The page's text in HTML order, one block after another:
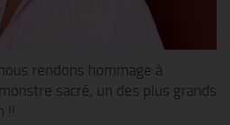
rendons hommage à
sacré, un des plus grands